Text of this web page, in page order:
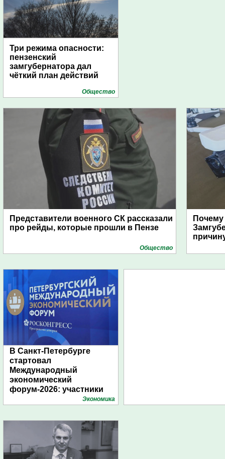
Три режима опасности:
пензенский
замгубернатора дал
чёткий план действий
Общество
Представители военного СК рассказали
про рейды, которые прошли в Пензе
Общество
В Санкт-Петербурге
стартовал
Международный
экономический
форум-2026: участники
подготовили креативные
Экономика